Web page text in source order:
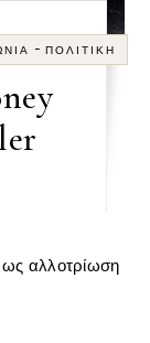
-ΠΟΛΙΤΙΚΉ
αλλοτρίωση